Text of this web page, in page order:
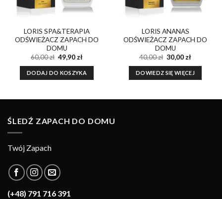
LORIS SPA&TERAPIA
ODŚWIEŻACZ ZAPACH DO
DOMU
60,00zł Pierwotna
cena
wynosiła:
60,00 zł.
49,90złAktualna
wynosi:
49,90 zł.
DODAJ DO KOSZYKA
LORIS ANANAS
ODŚWIEŻACZ ZAPACH DO
DOMU
40,00zł Pierwotna
cena
wynosiła:
40,00 zł.
30,00złAktualna
wynosi:
30,00 zł.
DOWIEDZ SIĘ WIĘCEJ
ŚLEDŹ ZAPACH DO DOMU
Twój Zapach
(+48) 791 716 391